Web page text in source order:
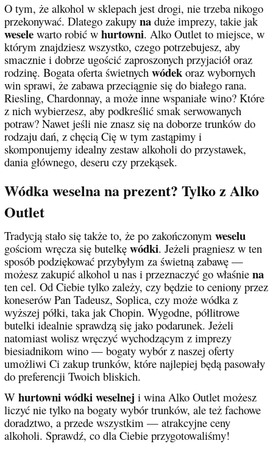
O tym, że alkohol w sklepach jest drogi, nie trzeba nikogo
przekonywać. Dlatego zakupy na duże imprezy, takie jak
weselewarto robić w hurtowni. Alko Outlet to miejsce, w
którym znajdziesz wszystko, czego potrzebujesz, aby
smacznie i dobrze ugościć zaproszonych przyjaciół oraz
rodzinę. Bogata oferta świetnych wódek oraz wybornych
win sprawi, że zabawa przeciągnie się do białego rana.
Riesling, Chardonnay, a może inne wspaniałe wino? Które
z nich wybierzesz, aby podkreślić smak serwowanych
potraw? Nawet jeśli nie znasz się na doborze trunków do
rodzaju dań, z chęcią Cię w tym zastąpimy i
skomponujemy idealny zestaw alkoholi do przystawek,
dania głównego, deseru czy przekąsek.
Wódka weselna na prezent? Tylko z Alko
Outlet
Tradycją stało się także to, że po zakończonym weselu
gościom wręcza się butelkę wódki. Jeżeli pragniesz w ten
sposób podziękować przybyłym za świetną zabawę —
możesz zakupić alkohol u nas i przeznaczyć go właśnie na
ten cel. Od Ciebie tylko zależy, czy będzie to ceniony przez
koneserów Pan Tadeusz, Soplica, czy może wódka z
wyższej półki, taka jak Chopin. Wygodne, półlitrowe
butelki idealnie sprawdzą się jako podarunek. Jeżeli
natomiast wolisz wręczyć wychodzącym z imprezy
biesiadnikom wino — bogaty wybór z naszej oferty
umożliwi Ci zakup trunków, które najlepiej będą pasowały
do preferencji Twoich bliskich.
W hurtowni wódki weselnej i wina Alko Outlet możesz
liczyć nie tylko na bogaty wybór trunków, ale też fachowe
doradztwo, a przede wszystkim — atrakcyjne ceny
alkoholi. Sprawdź, co dla Ciebie przygotowaliśmy!